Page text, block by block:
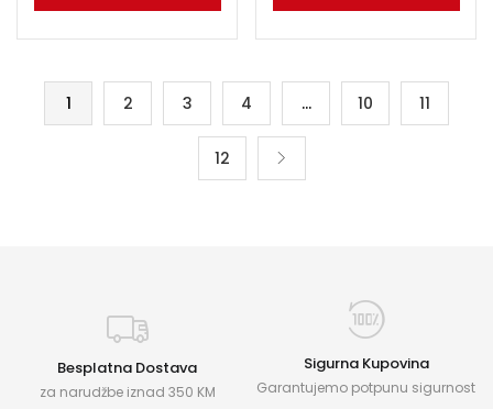
1 2 3 4 … 10 11
12
Besplatna Dostava
za narudžbe iznad 350 KM
Sigurna Kupovina
Garantujemo potpunu sigurnost